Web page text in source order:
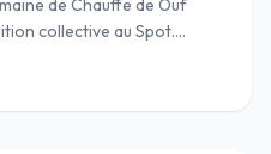
de Chauffe de Ouf
collective au Spot.